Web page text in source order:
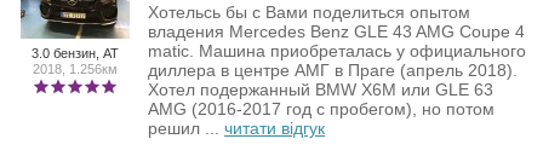
3.0 бензин, AT
2018, 1.256км
Хотельсь бы с Вами поделиться опытом
владения Mercedes Benz GLE 43 AMG Coupe 4
matic. Машина приобреталась у официального
диллера в центре АМГ в Праге (апрель 2018).
Хотел подержанный BMW Х6М или GLE 63
AMG (2016-2017 год с пробегом), но потом
решил ... читати відгук